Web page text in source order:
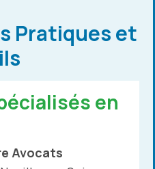
Pratiques et
en
Avocats